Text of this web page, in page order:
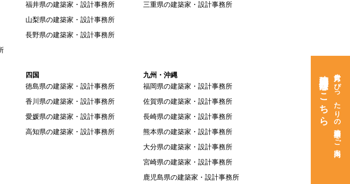
福井県の建築家・設計事務所
山梨県の建築家・設計事務所
長野県の建築家・設計事務所
三重県の建築家・設計事務所
四国
徳島県の建築家・設計事務所
香川県の建築家・設計事務所
愛媛県の建築家・設計事務所
高知県の建築家・設計事務所
九州・沖縄
福岡県の建築家・設計事務所
佐賀県の建築家・設計事務所
長崎県の建築家・設計事務所
熊本県の建築家・設計事務所
大分県の建築家・設計事務所
宮崎県の建築家・設計事務所
鹿児島県の建築家・設計事務所
貴方にぴったりの建築家をご案内
建築家紹介窓口はこちら